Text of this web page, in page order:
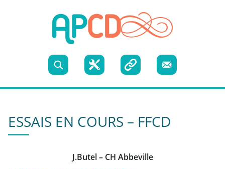
outils
ESSAIS EN COURS – FFCD
J.Butel – CH Abbeville